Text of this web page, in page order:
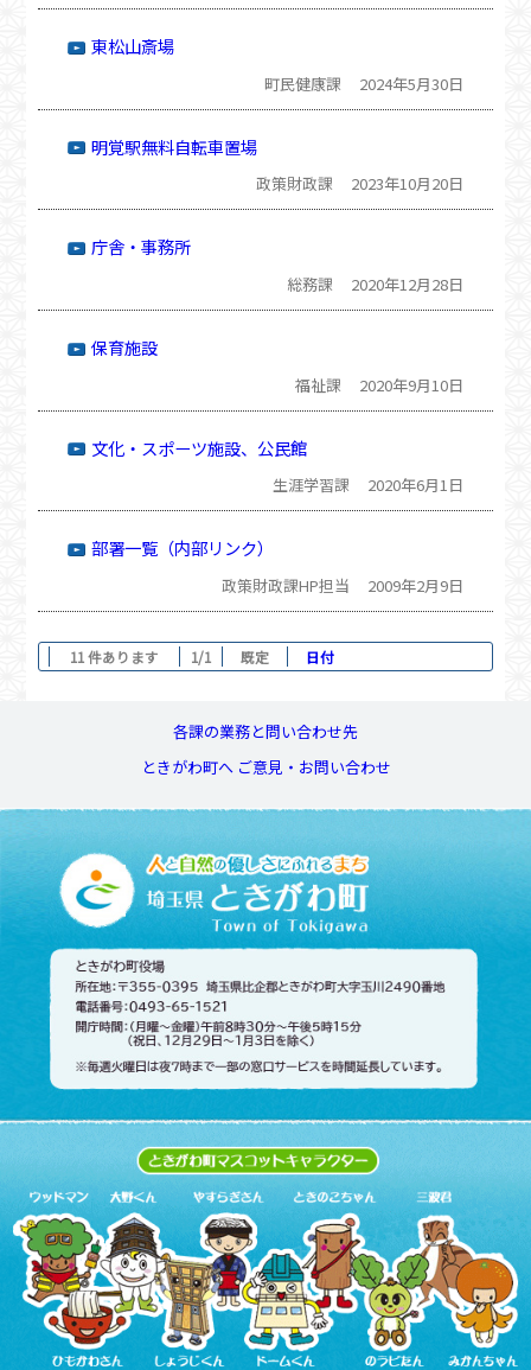
東松山斎場
町民健康課 2024年5月30日
明覚駅無料自転車置場
政策財政課 2023年10月20日
庁舎・事務所
総務課 2020年12月28日
保育施設
福祉課 2020年9月10日
文化・スポーツ施設、公民館
生涯学習課 2020年6月1日
部署一覧（内部リンク）
政策財政課HP担当 2009年2月9日
11 件あります 1/1 既定 日付
各課の業務と問い合わせ先
ときがわ町へ ご意見・お問い合わせ